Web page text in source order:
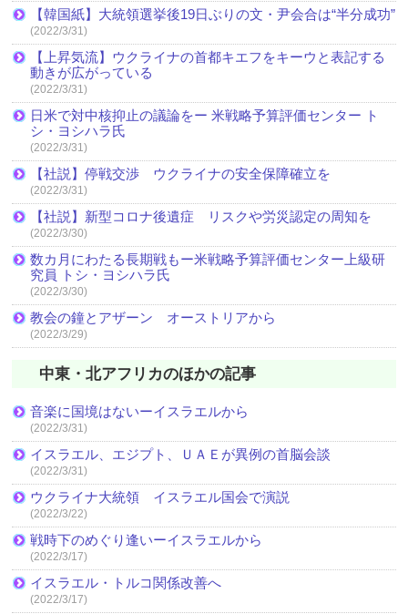
【韓国紙】大統領選挙後19日ぶりの文・尹会合は“半分成功”
(2022/3/31)
【上昇気流】ウクライナの首都キエフをキーウと表記する
動きが広がっている
(2022/3/31)
日米で対中核抑止の議論をー 米戦略予算評価センター ト
シ・ヨシハラ氏
(2022/3/31)
【社説】停戦交渉 ウクライナの安全保障確立を
(2022/3/31)
【社説】新型コロナ後遺症 リスクや労災認定の周知を
(2022/3/30)
数カ月にわたる長期戦もー米戦略予算評価センター上級研
究員 トシ・ヨシハラ氏
(2022/3/30)
教会の鐘とアザーン オーストリアから
(2022/3/29)
中東・北アフリカのほかの記事
音楽に国境はないーイスラエルから
(2022/3/31)
イスラエル、エジプト、ＵＡＥが異例の首脳会談
(2022/3/31)
ウクライナ大統領 イスラエル国会で演説
(2022/3/22)
戦時下のめぐり逢いーイスラエルから
(2022/3/17)
イスラエル・トルコ関係改善へ
(2022/3/17)